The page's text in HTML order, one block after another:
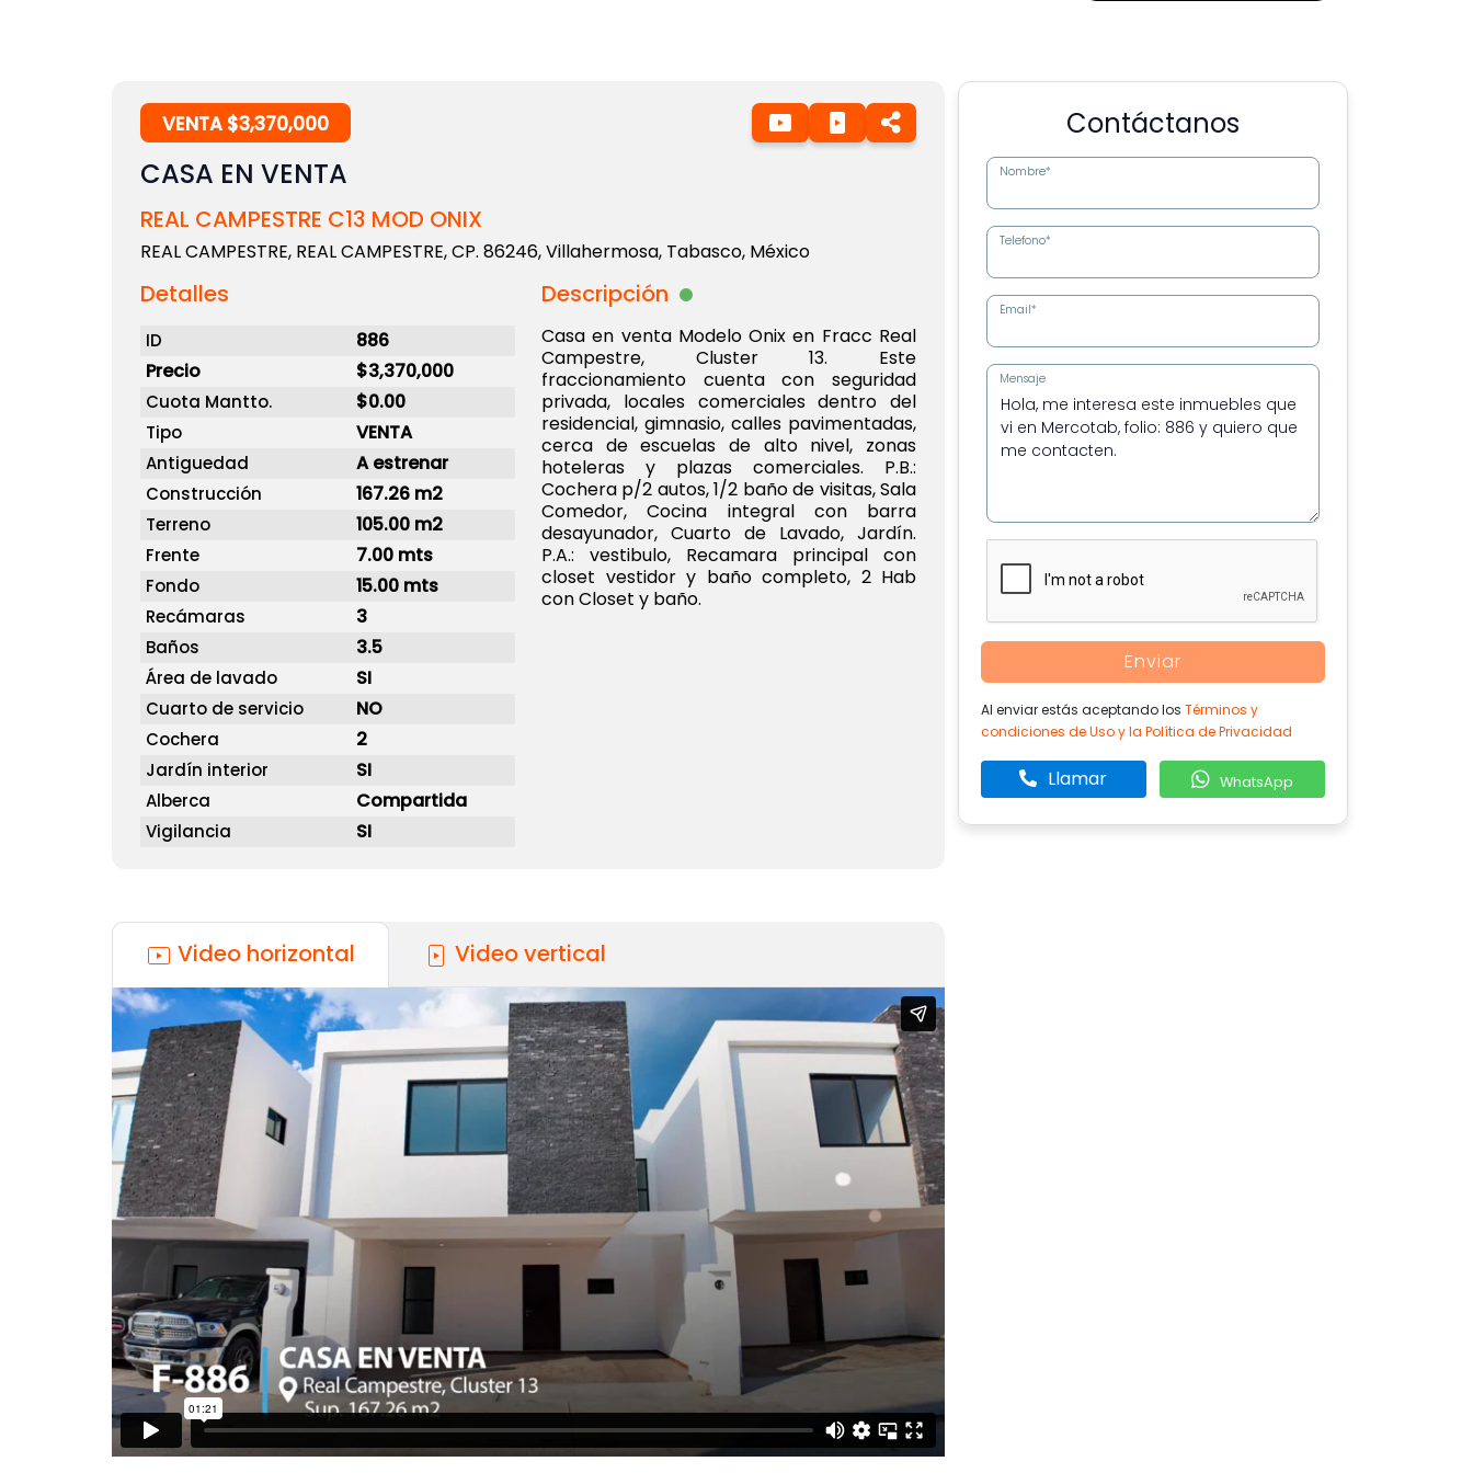
VENTA $3,370,000
CASA EN VENTA
REAL CAMPESTRE C13 MOD ONIX
REAL CAMPESTRE, REAL CAMPESTRE, CP. 86246, Villahermosa, Tabasco, México
Detalles
ID
886
Precio
$3,370,000
Cuota Mantto. $0.00
Tipo VENTA
Antiguedad A estrenar
Construcción 167.26 m2
Terreno 105.00 m2
Frente 7.00 mts
Fondo 15.00 mts
Recámaras 3
Baños 3.5
Área de lavado SI
Cuarto de servicio NO
Cochera 2
Jardín interior SI
Alberca Compartida
Vigilancia SI
Descripción
Casa en venta Modelo Onix en Fracc Real
Campestre, Cluster 13. Este
fraccionamiento cuenta con seguridad
privada, locales comerciales dentro del
residencial, gimnasio, calles pavimentadas,
cerca de escuelas de alto nivel, zonas
hoteleras y plazas comerciales. P.B.:
Cochera p/2 autos, 1/2 baño de visitas, Sala
Comedor, Cocina integral con barra
desayunador, Cuarto de Lavado, Jardín.
P.A.: vestibulo, Recamara principal con
closet vestidor y baño completo, 2 Hab
con Closet y baño.
Video horizontal Video vertical
Contáctanos
Nombre*
Telefono*
Email*
Mensaje
Enviar
Al enviar estás aceptando los Términos y
condiciones de Uso y la Política de Privacidad
Llamar WhatsApp